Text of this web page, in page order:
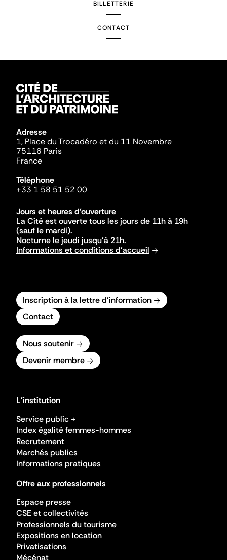
BILLETTERIE
CONTACT
Adresse
1, Place du Trocadéro et du 11 Novembre
75116 Paris
France
Téléphone
+33 1 58 51 52 00
Jours et heures d'ouverture
La Cité est ouverte tous les jours de 11h à 19h
(sauf le mardi).
Nocturne le jeudi jusqu'à 21h.
Informations et conditions d'accueil
Inscription à la lettre d'information
Contact
Nous soutenir
Devenir membre
L'institution
Service public +
Index égalité femmes-hommes
Recrutement
Marchés publics
Informations pratiques
Offre aux professionnels
Espace presse
CSE et collectivités
Professionnels du tourisme
Expositions en location
Privatisations
Mécénat